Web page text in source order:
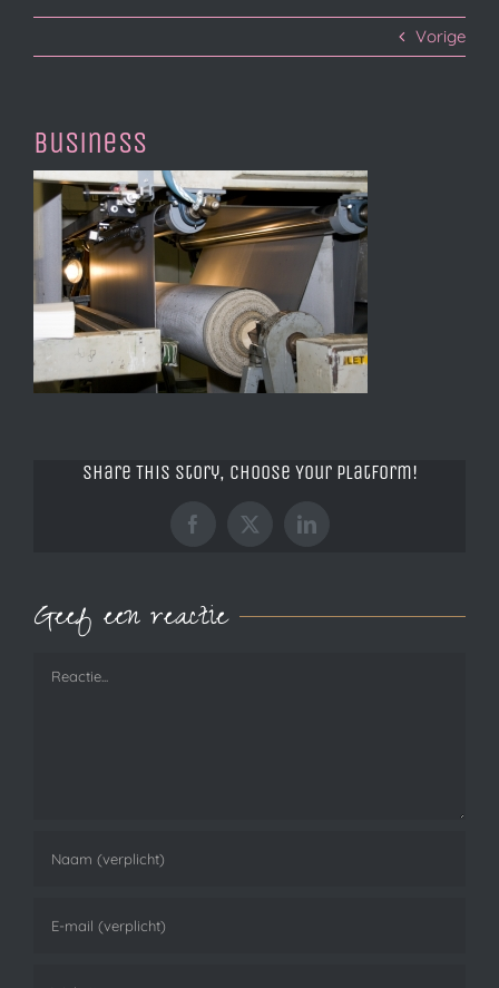
Vorige
business
Share This Story, Choose Your Platform!
Facebook
X LinkedIn
Geef een reactie
Reactie